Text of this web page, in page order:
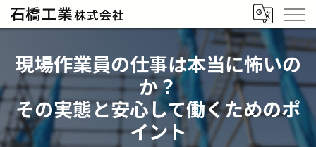
現場作業員の仕事は本当に怖いの
か？
その実態と安心して働くためのポ
イント